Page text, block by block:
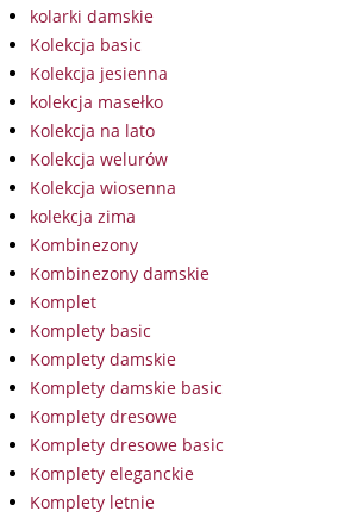
kolarki damskie
Kolekcja basic
Kolekcja jesienna
kolekcja masełko
Kolekcja na lato
Kolekcja welurów
Kolekcja wiosenna
kolekcja zima
Kombinezony
Kombinezony damskie
Komplet
Komplety basic
Komplety damskie
Komplety damskie basic
Komplety dresowe
Komplety dresowe basic
Komplety eleganckie
Komplety letnie